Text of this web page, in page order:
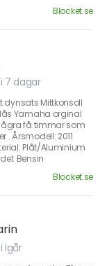
Blocket.se
7 dagar
dynsats Mittkonsoll
Yamaha orginal
få timmar som
. Årsmodell: 2011
Plåt/Aluminium
Bensin
Blocket.se
Igår